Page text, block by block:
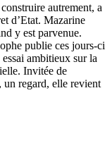
autrement, a
d’Etat. Mazarine
y est parvenue.
publie ces jours-ci
ambitieux sur la
Invitée de
un regard, elle revient